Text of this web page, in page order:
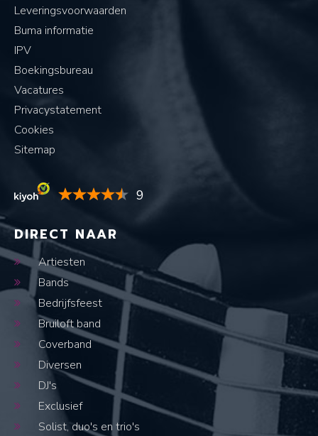
Leveringsvoorwaarden
Buma informatie
IPV
Boekingsbureau
Vacatures
Privacystatement
Cookies
Sitemap
9
DIRECT NAAR
Artiesten
Bands
Bedrijfsfeest
Bruiloft band
Coverband
Diversen
DJ's
Exclusief
Solist, duo's en trio's